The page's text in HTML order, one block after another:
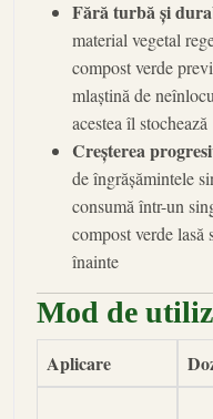
Fără turbă și
material vegetal
compost verde
mlaștină de
acestea îl stochează
Creșterea
de îngrășămintele
consumă într-un
compost verde lasă
înainte
Mod de
Aplicare